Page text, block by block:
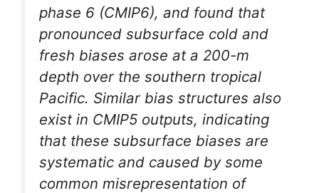
phase 6 (CMIP6), and found that
pronounced subsurface cold and
fresh biases arose at a 200-m
depth over the southern tropical
Pacific. Similar bias structures also
exist in CMIP5 outputs, indicating
that these subsurface biases are
systematic and caused by some
common misrepresentation of